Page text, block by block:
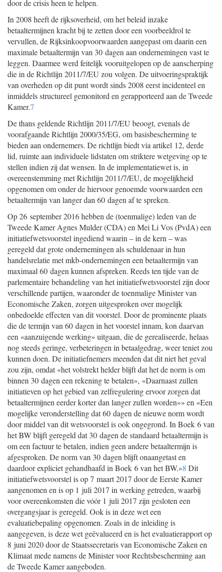
door de crisis heen te helpen.
In 2008 heeft de rijksoverheid, om het beleid inzake
betaaltermijnen kracht bij te zetten door een voorbeeldrol te
vervullen, de Rijksinkoopvoorwaarden aangepast om daarin een
maximale betaaltermijn van 30 dagen aan ondernemingen vast te
leggen. Daarmee werd feitelijk vooruitgelopen op de aanscherping
die in de Richtlijn 2011/7/EU zou volgen. De uitvoeringspraktijk
van overheden op dit punt wordt sinds 2008 eerst incidenteel en
inmiddels structureel gemonitord en gerapporteerd aan de Tweede
Kamer.7
De thans geldende Richtlijn 2011/7/EU beoogt, evenals de
voorafgaande Richtlijn 2000/35/EG, om basisbescherming te
bieden aan ondernemers. De richtlijn biedt via artikel 12, derde
lid, ruimte aan individuele lidstaten om striktere wetgeving op te
stellen indien zij dat wensen. In de implementatiewet is, in
overeenstemming met Richtlijn 2011/7/EU, de mogelijkheid
opgenomen om onder de hiervoor genoemde voorwaarden een
betaaltermijn van langer dan 60 dagen af te spreken.
Op 26 september 2016 hebben de (toenmalige) leden van de
Tweede Kamer Agnes Mulder (CDA) en Mei Li Vos (PvdA) een
initiatiefwetsvoorstel ingediend waarin – in de kern – was
geregeld dat grote ondernemingen als schuldenaar in hun
handelsrelatie met mkb-ondernemingen een betaaltermijn van
maximaal 60 dagen kunnen afspreken. Reeds ten tijde van de
parlementaire behandeling van het initiatiefwetsvoorstel zijn door
verschillende partijen, waaronder de toenmalige Minister van
Economische Zaken, zorgen uitgesproken over mogelijk
onbedoelde effecten van dit voorstel. Door de prominente plaats
die de termijn van 60 dagen in het voorstel innam, kon daarvan
een «aanzuigende werking» uitgaan, die de gerealiseerde, helaas
nog steeds geringe, verbeteringen in betaalgedrag, weer teniet zou
kunnen doen. De initiatiefnemers meenden dat dit niet het geval
zou zijn, omdat «het volstrekt helder blijft dat het de norm is om
binnen 30 dagen een rekening te betalen», «Daarnaast zullen
initiatieven op het gebied van zelfregulering ervoor zorgen dat
betaaltermijnen eerder korter dan langer zullen worden»» en «Een
mogelijke veronderstelling dat 60 dagen de nieuwe norm wordt
door middel van dit wetsvoorstel is ook ongegrond. In Boek 6 van
het BW blijft geregeld dat 30 dagen de standaard betaaltermijn is
om een factuur te betalen, indien geen andere betaaltermijn is
afgesproken. De norm van 30 dagen blijft onaangetast en
daardoor expliciet gehandhaafd in Boek 6 van het BW.»8 Dit
initiatiefwetsvoorstel is op 7 maart 2017 door de Eerste Kamer
aangenomen en is op 1 juli 2017 in werking getreden, waarbij
voor overeenkomsten die vóór 1 juli 2017 zijn gesloten een
overgangsjaar is geregeld. Ook is in deze wet een
evaluatiebepaling opgenomen. Zoals in de inleiding is
aangegeven, is deze wet geëvalueerd en is het evaluatierapport op
8 juni 2020 door de Staatssecretaris van Economische Zaken en
Klimaat mede namens de Minister voor Rechtsbescherming aan
de Tweede Kamer aangeboden.